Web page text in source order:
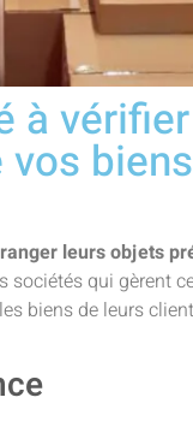
à
biens
ranger leurs objets
sociétés qui gèrent
biens de leurs